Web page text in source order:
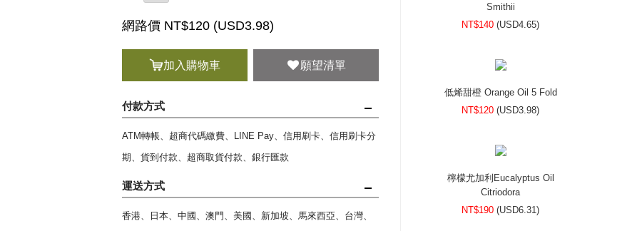
網路價 NT$120 (USD3.98)
加入購物車 願望清單
付款方式
ATM轉帳、超商代碼繳費、LINE Pay、信用刷卡、信用刷卡分
期、貨到付款、超商取貨付款、銀行匯款
運送方式
香港、日本、中國、澳門、美國、新加坡、馬來西亞、台灣、
Smithii
NT$140 (USD4.65)
低烯甜橙 Orange Oil 5 Fold
NT$120 (USD3.98)
檸檬尤加利Eucalyptus Oil
Citriodora
NT$190 (USD6.31)